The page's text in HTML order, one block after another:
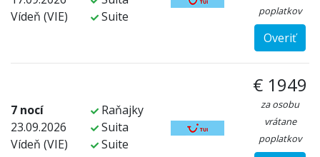
Vídeň (VIE)
Suite
poplatkov
Overiť
7 nocí
23.09.2026
Vídeň (VIE)
Raňajky
Suita
Suite
€ 1949
za osobu
vrátane
poplatkov